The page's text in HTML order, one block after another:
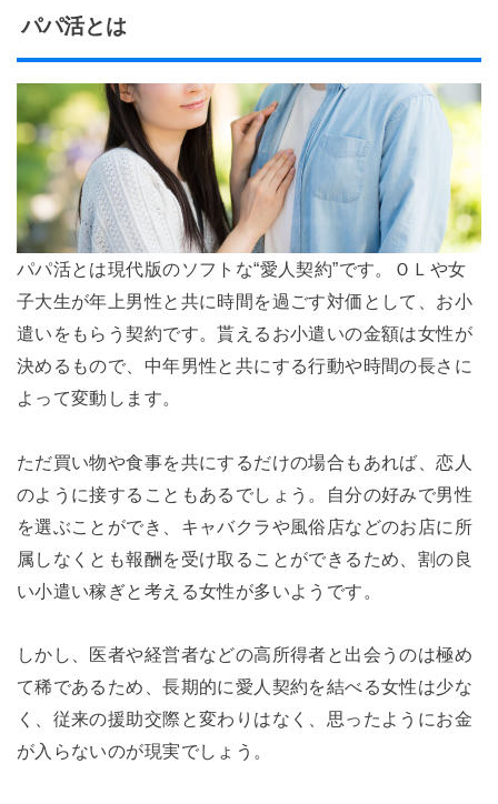
パパ活とは
パパ活とは現代版のソフトな“愛人契約”です。ＯＬや女
子大生が年上男性と共に時間を過ごす対価として、お小
遣いをもらう契約です。貰えるお小遣いの金額は女性が
決めるもので、中年男性と共にする行動や時間の長さに
よって変動します。
ただ買い物や食事を共にするだけの場合もあれば、恋人
のように接することもあるでしょう。自分の好みで男性
を選ぶことができ、キャバクラや風俗店などのお店に所
属しなくとも報酬を受け取ることができるため、割の良
い小遣い稼ぎと考える女性が多いようです。
しかし、医者や経営者などの高所得者と出会うのは極め
て稀であるため、長期的に愛人契約を結べる女性は少な
く、従来の援助交際と変わりはなく、思ったようにお金
が入らないのが現実でしょう。